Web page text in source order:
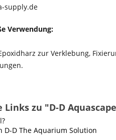
supply.de
Verwendung:
zur Verklebung,
zu "D-D
D-D The Aquarium Solution